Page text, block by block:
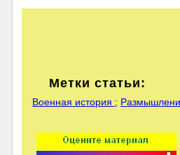
Метки статьи:
Военная история ;